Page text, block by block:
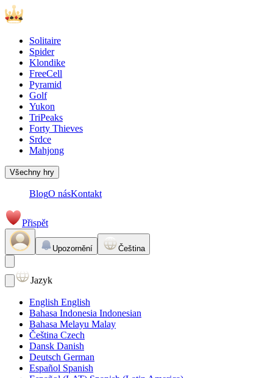
Solitaire
Spider
Klondike
FreeCell
Pyramid
Golf
Yukon
TriPeaks
Forty Thieves
Srdce
Mahjong
Všechny hry
BlogO násKontakt
Přispět
Upozornění Čeština
Jazyk
English English
Bahasa Indonesia Indonesian
Bahasa Melayu Malay
Čeština Czech
Dansk Danish
Deutsch German
Español Spanish